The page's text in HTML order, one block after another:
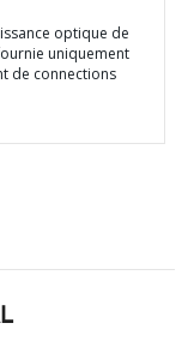
optique de
uniquement
de connections